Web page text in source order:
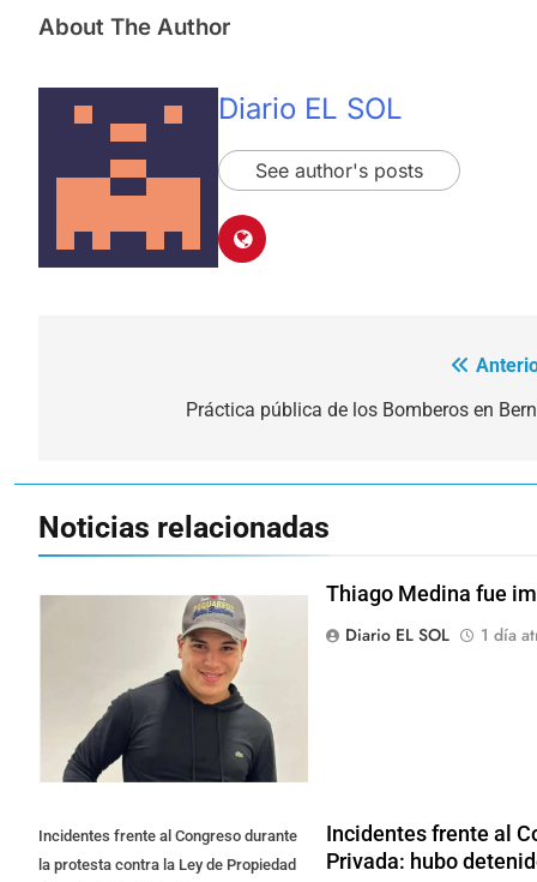
About The Author
Diario EL SOL
See author's posts
Práctica pública de los Bomberos en
Noticias relacionadas
Thiago Medina fue
Diario EL SOL
1 día
Incidentes frente al Congreso durante
la protesta contra la Ley de Propiedad
Incidentes frente al
Privada: hubo